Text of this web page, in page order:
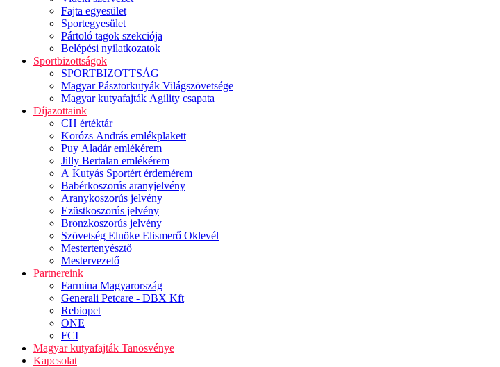
Fajta egyesület
Sportegyesület
Pártoló tagok szekciója
Belépési nyilatkozatok
Sportbizottságok
SPORTBIZOTTSÁG
Magyar Pásztorkutyák Világszövetsége
Magyar kutyafajták Agility csapata
Díjazottaink
CH értéktár
Korózs András emlékplakett
Puy Aladár emlékérem
Jilly Bertalan emlékérem
A Kutyás Sportért érdemérem
Babérkoszorús aranyjelvény
Aranykoszorús jelvény
Ezüstkoszorús jelvény
Bronzkoszorús jelvény
Szövetség Elnöke Elismerő Oklevél
Mestertenyésztő
Mestervezető
Partnereink
Farmina Magyarország
Generali Petcare - DBX Kft
Rebiopet
ONE
FCI
Magyar kutyafajták Tanösvénye
Kapcsolat